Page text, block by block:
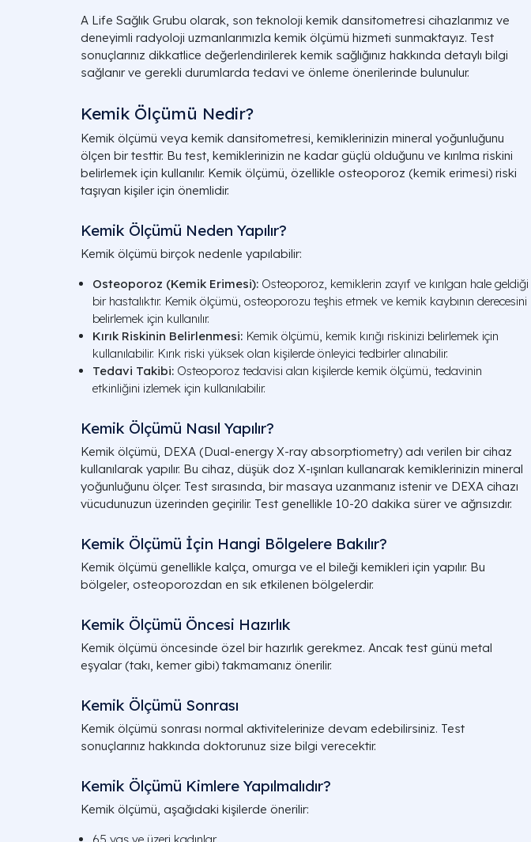
A Life Sağlık Grubu olarak, son teknoloji kemik dansitometresi cihazlarımız ve
deneyimli radyoloji uzmanlarımızla kemik ölçümü hizmeti sunmaktayız. Test
sonuçlarınız dikkatlice değerlendirilerek kemik sağlığınız hakkında detaylı bilgi
sağlanır ve gerekli durumlarda tedavi ve önleme önerilerinde bulunulur.
Kemik Ölçümü Nedir?
Kemik ölçümü veya kemik dansitometresi, kemiklerinizin mineral yoğunluğunu
ölçen bir testtir. Bu test, kemiklerinizin ne kadar güçlü olduğunu ve kırılma riskini
belirlemek için kullanılır. Kemik ölçümü, özellikle osteoporoz (kemik erimesi) riski
taşıyan kişiler için önemlidir.
Kemik Ölçümü Neden Yapılır?
Kemik ölçümü birçok nedenle yapılabilir:
Osteoporoz (Kemik Erimesi): Osteoporoz, kemiklerin zayıf ve kırılgan hale geldiği
bir hastalıktır. Kemik ölçümü, osteoporozu teşhis etmek ve kemik kaybının derecesini
belirlemek için kullanılır.
Kırık Riskinin Belirlenmesi: Kemik ölçümü, kemik kırığı riskinizi belirlemek için
kullanılabilir. Kırık riski yüksek olan kişilerde önleyici tedbirler alınabilir.
Tedavi Takibi: Osteoporoz tedavisi alan kişilerde kemik ölçümü, tedavinin
etkinliğini izlemek için kullanılabilir.
Kemik Ölçümü Nasıl Yapılır?
Kemik ölçümü, DEXA (Dual-energy X-ray absorptiometry) adı verilen bir cihaz
kullanılarak yapılır. Bu cihaz, düşük doz X-ışınları kullanarak kemiklerinizin mineral
yoğunluğunu ölçer. Test sırasında, bir masaya uzanmanız istenir ve DEXA cihazı
vücudunuzun üzerinden geçirilir. Test genellikle 10-20 dakika sürer ve ağrısızdır.
Kemik Ölçümü İçin Hangi Bölgelere Bakılır?
Kemik ölçümü genellikle kalça, omurga ve el bileği kemikleri için yapılır. Bu
bölgeler, osteoporozdan en sık etkilenen bölgelerdir.
Kemik Ölçümü Öncesi Hazırlık
Kemik ölçümü öncesinde özel bir hazırlık gerekmez. Ancak test günü metal
eşyalar (takı, kemer gibi) takmamanız önerilir.
Kemik Ölçümü Sonrası
Kemik ölçümü sonrası normal aktivitelerinize devam edebilirsiniz. Test
sonuçlarınız hakkında doktorunuz size bilgi verecektir.
Kemik Ölçümü Kimlere Yapılmalıdır?
Kemik ölçümü, aşağıdaki kişilerde önerilir: